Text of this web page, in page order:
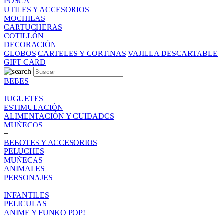
UTILES Y ACCESORIOS
MOCHILAS
CARTUCHERAS
COTILLÓN
DECORACIÓN
GLOBOS CARTELES Y CORTINAS VAJILLA DESCARTABLE
GIFT CARD
BEBES
+
JUGUETES
ESTIMULACIÓN
ALIMENTACIÓN Y CUIDADOS
MUÑECOS
+
BEBOTES Y ACCESORIOS
PELUCHES
MUÑECAS
ANIMALES
PERSONAJES
+
INFANTILES
PELICULAS
ANIME Y FUNKO POP!